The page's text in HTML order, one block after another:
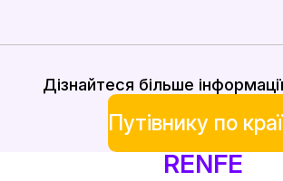
Дізнайтеся більше
Путівнику по
RENFE